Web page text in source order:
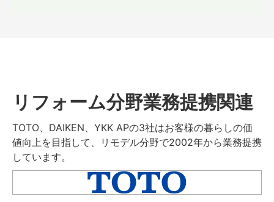
リフォーム分野業務提携関連
TOTO、DAIKEN、YKK APの3社はお客様の暮らしの価
値向上を目指して、リモデル分野で2002年から業務提携
しています。